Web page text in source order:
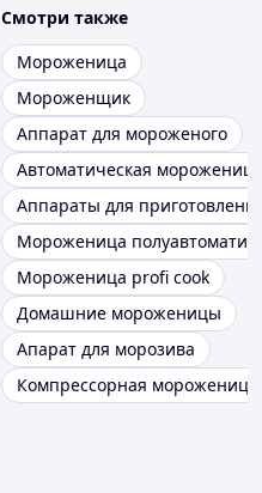
Смотри также
Мороженица
Мороженщик
Аппарат для мороженого
Автоматическая мороженица
Аппараты для
Мороженица
Мороженица profi cook
Домашние мороженицы
Апарат для морозива
Компрессорная мороженица